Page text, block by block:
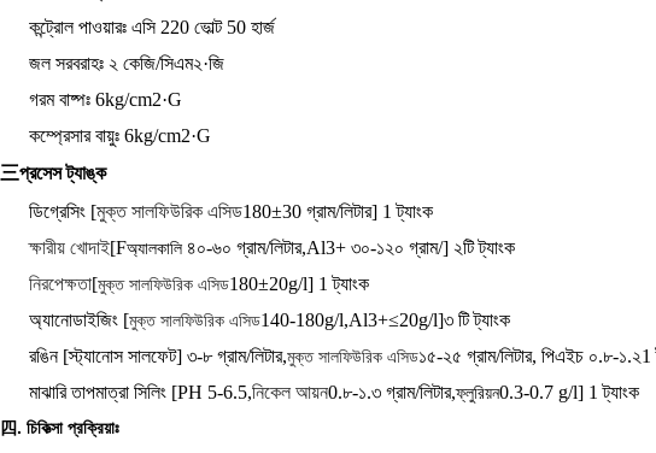
কন্ট্রোল পাওয়ারঃ এসি 220 ভোল্ট 50 হার্জ
জল সরবরাহঃ ২ কেজি/সিএম২·জি
গরম বাষ্পঃ 6kg/cm2·G
কম্প্রেসার বায়ুঃ 6kg/cm2·G
三প্রসেস ট্যাঙ্ক
ডিগ্রেসিং [মুক্ত সালফিউরিক এসিড180±30 গ্রাম/লিটার] 1 ট্যাংক
ক্ষারীয় খোদাই[Fঅ্যালকালি ৪০-৬০ গ্রাম/লিটার,Al3+ ৩০-১২০ গ্রাম/] ২টি ট্যাংক
নিরপেক্ষতা[মুক্ত সালফিউরিক এসিড180±20g/l] 1 ট্যাংক
অ্যানোডাইজিং [মুক্ত সালফিউরিক এসিড140-180g/l,Al3+≤20g/l]৩ টি ট্যাংক
রঙিন [স্ট্যানোস সালফেট] ৩-৮ গ্রাম/লিটার,মুক্ত সালফিউরিক এসিড১৫-২৫ গ্রাম/লিটার, পিএইচ ০.৮-১.২1
মাঝারি তাপমাত্রা সিলিং [PH 5-6.5,নিকেল আয়ন0.৮-১.৩ গ্রাম/লিটার,ফ্লুরিয়ন0.3-0.7 g/l] 1 ট্যাংক
四. চিকিত্সা প্রক্রিয়াঃ